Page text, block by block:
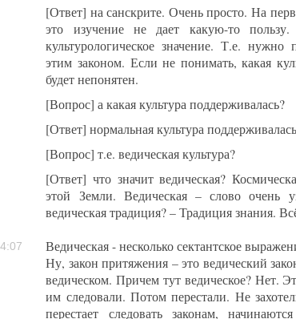
[Ответ] на санскрите. Очень просто. На
это изучение не дает какую-то
культурологическое значение. Т.е. нужно
этим законом. Если не понимать, какая
будет непонятен.
[Вопрос] а какая культура поддерживалась?
[Ответ] нормальная культура
[Вопрос] т.е. ведическая культура?
[Ответ] что значит ведическая?
этой Земли. Ведическая – слово очень
ведическая традиция? – Традиция знания.
Ведическая - несколько сектантское
Ну, закон притяжения – это ведический
ведическом. Причем тут ведическое? Нет.
им следовали. Потом перестали. Не
перестает следовать законам,